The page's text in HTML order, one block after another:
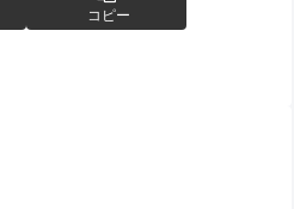
コピー